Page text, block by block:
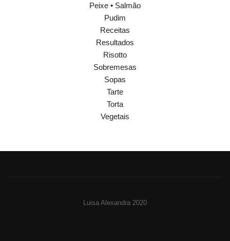
Peixe • Salmão
Pudim
Receitas
Resultados
Risotto
Sobremesas
Sopas
Tarte
Torta
Vegetais
Luisa Alexandra 2020